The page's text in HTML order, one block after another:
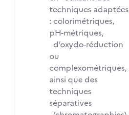
techniques adaptées
: colorimétriques,
pH-métriques,
d’oxydo-réduction
ou
complexométriques,
ainsi que des
techniques
séparatives